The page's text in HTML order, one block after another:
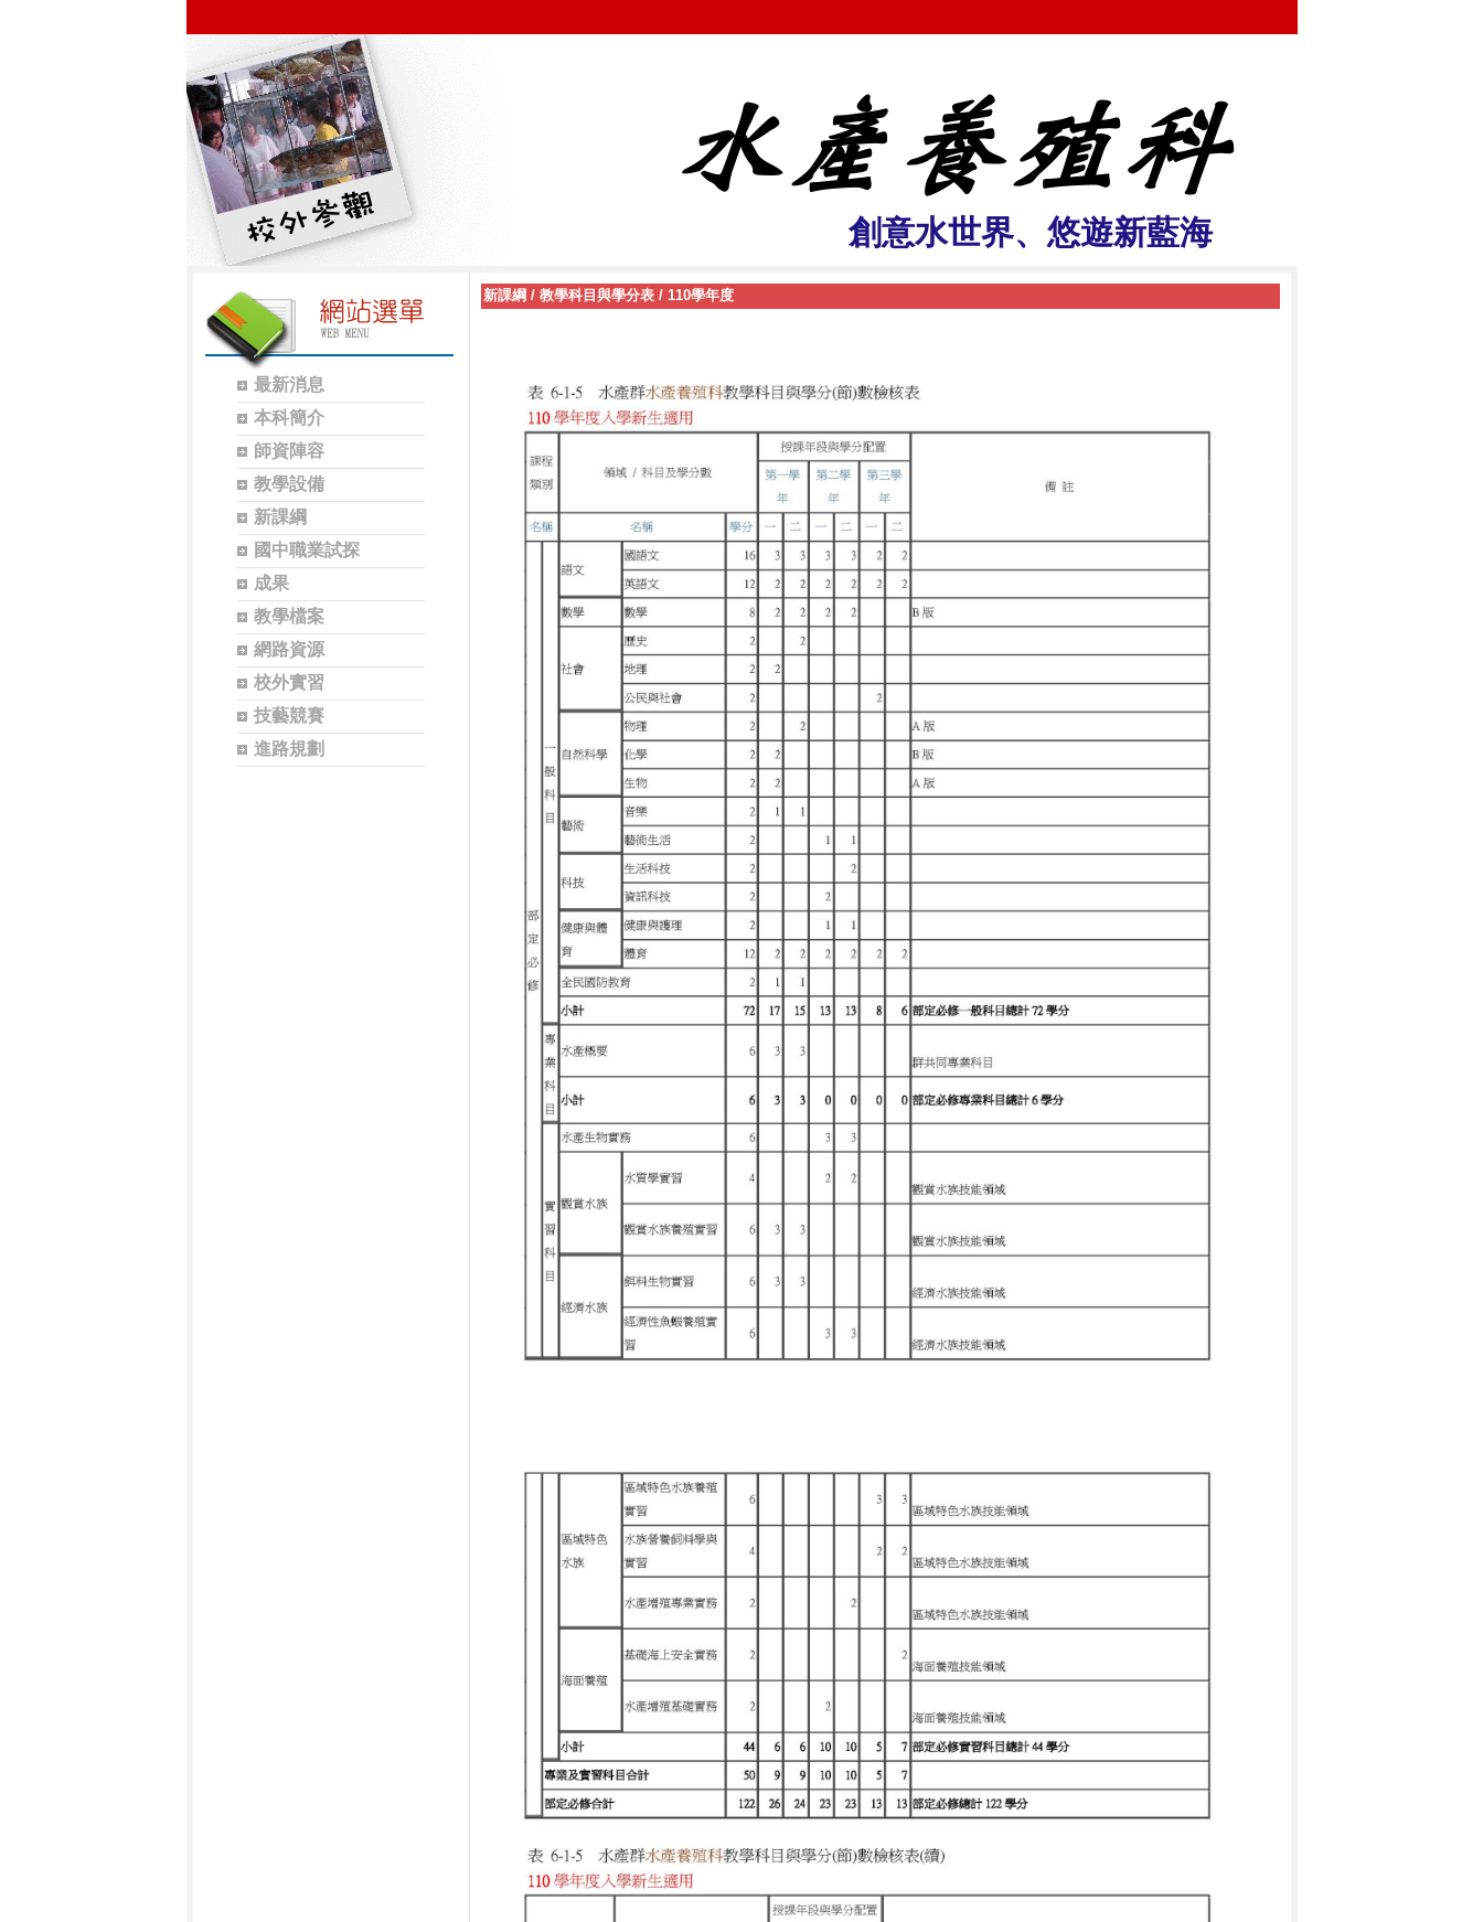
創意水世界、悠遊新藍海
最新消息
本科簡介
師資陣容
教學設備
新課綱
國中職業試探
成果
教學檔案
網路資源
校外實習
技藝競賽
進路規劃
新課綱 / 教學科目與學分表/ 110學年度